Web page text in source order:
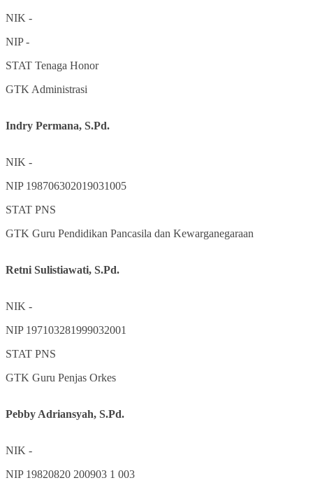
NIK -
NIP-
STAT Tenaga Honor
GTK Administrasi
Indry Permana, S.Pd.
NIK -
NIP 198706302019031005
STAT PNS
GTK Guru Pendidikan Pancasila dan Kewarganegaraan
Retni Sulistiawati, S.Pd.
NIK -
NIP 197103281999032001
STAT PNS
GTK Guru Penjas Orkes
Pebby Adriansyah, S.Pd.
NIK -
NIP 19820820 200903 1 003